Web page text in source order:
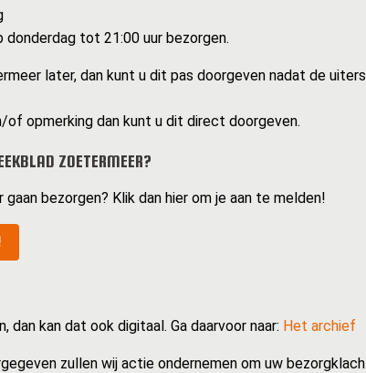
donderdag tot 21:00 uur bezorgen.
later, dan kunt u dit pas doorgeven nadat de
opmerking dan kunt u dit direct doorgeven.
ZOETERMEER?
bezorgen? Klik dan hier om je aan te melden!
kan dat ook digitaal. Ga daarvoor naar: Het archief
zullen wij actie ondernemen om uw